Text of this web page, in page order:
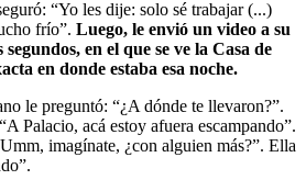
“Yo les dije: solo sé trabajar (...)
frío”. Luego, le envió un video a su
en el que se ve la Casa de
en donde estaba esa noche.
le preguntó: “¿A dónde te llevaron?”.
Palacio, acá estoy afuera escampando”.
imagínate, ¿con alguien más?”. Ella